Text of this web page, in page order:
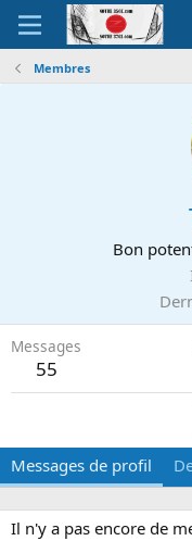
Membres
Bon
Messages
55
Messages de profil
Il n'y a pas encore de